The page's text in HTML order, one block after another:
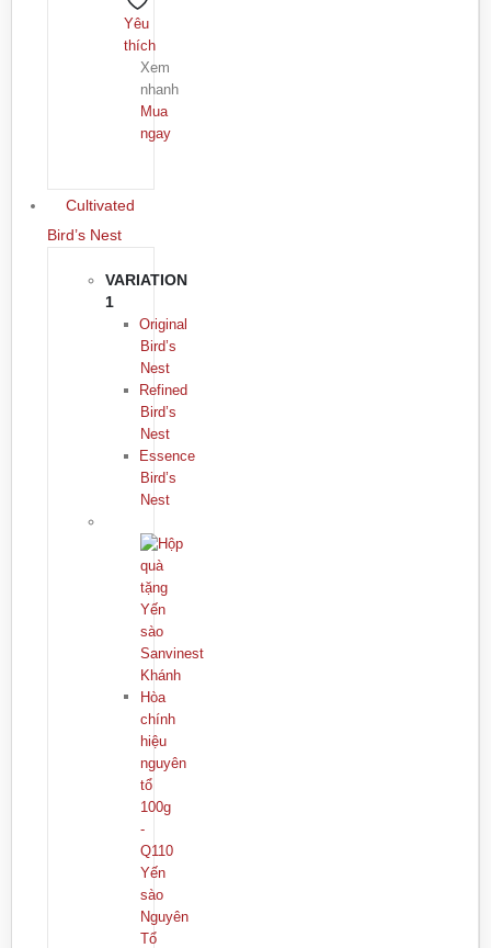
Yêu
thích
Xem
nhanh
Mua
ngay
Cultivated
Bird’s Nest
VARIATION
1
Original
Bird’s
Nest
Refined
Bird’s
Nest
Essence
Bird’s
Nest
Yến
sào
Nguyên
Tổ